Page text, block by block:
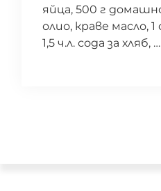
яйца, 500 г
олио, краве масло, 1
1,5 ч.л. сода за хляб, …